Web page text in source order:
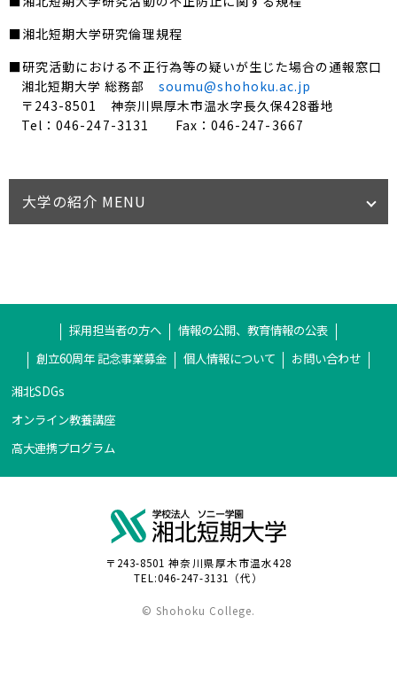
■湘北短期大学研究倫理規程
■研究活動における不正行為等の疑いが生じた場合の通報窓口
湘北短期大学 総務部 soumu@shohoku.ac.jp
〒243-8501 神奈川県厚木市温水字長久保428番地
Tel：046-247-3131 Fax：046-247-3667
大学の紹介 MENU
採用担当者の方へ
情報の公開、教育情報の公表
創立60周年 記念事業募金
個人情報について
お問い合わせ
湘北SDGs
オンライン教養講座
高大連携プログラム
〒243-8501 神奈川県厚木市温水428
TEL:046-247-3131（代）
© Shohoku College.